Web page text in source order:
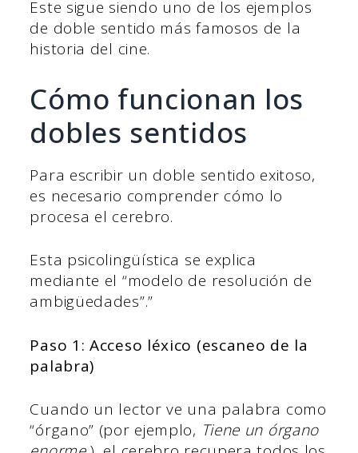
Este sigue siendo uno de los ejemplos
de doble sentido más famosos de la
historia del cine.
Cómo funcionan los
dobles sentidos
Para escribir un doble sentido exitoso,
es necesario comprender cómo lo
procesa el cerebro.
Esta psicolingüística se explica
mediante el “modelo de resolución de
ambigüedades”.”
Paso 1: Acceso léxico (escaneo de la
palabra)
Cuando un lector ve una palabra como
“órgano” (por ejemplo, Tiene un órgano